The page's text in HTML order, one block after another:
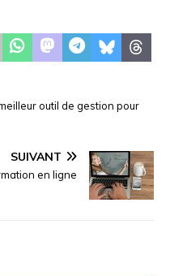
outil de gestion pour
SUIVANT
en ligne